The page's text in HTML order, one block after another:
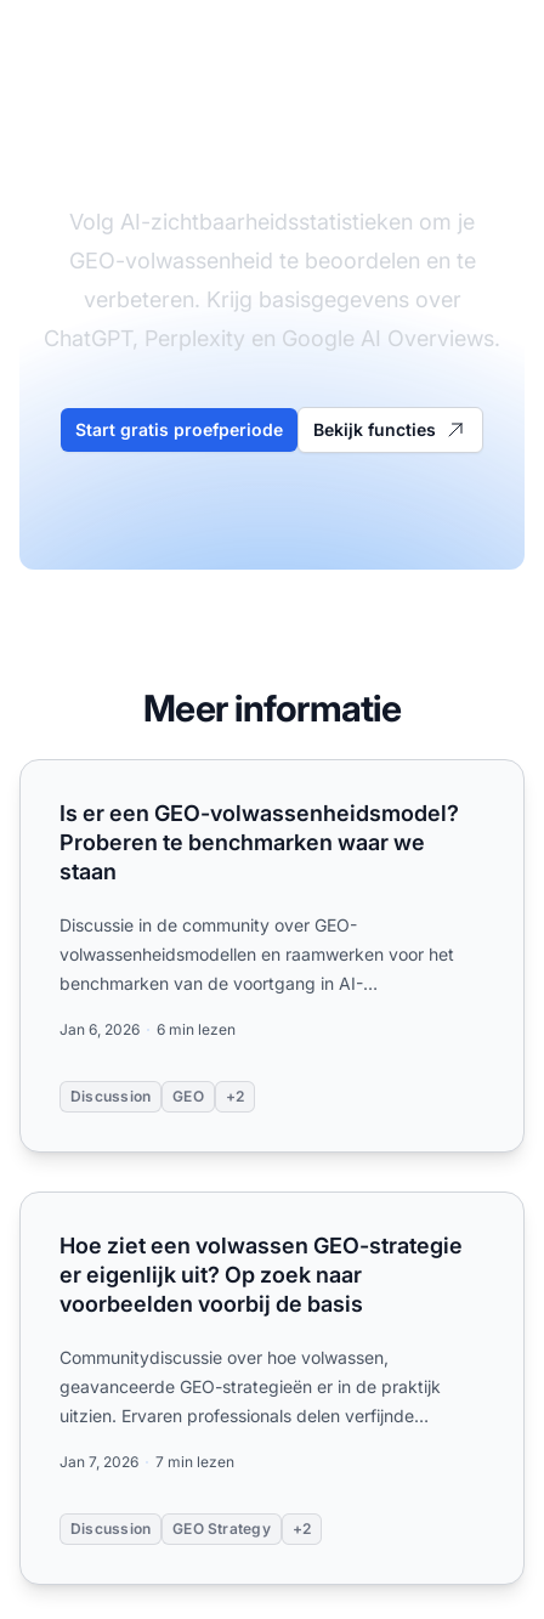
Volg AI-zichtbaarheidsstatistieken om je
GEO-volwassenheid te beoordelen en te
verbeteren. Krijg basisgegevens over
ChatGPT, Perplexity en Google AI Overviews.
Start gratis proefperiode Bekijk functies
Meer informatie
Is er een GEO-volwassenheidsmodel? Proberen te
Is er een GEO-volwassenheidsmodel?
Proberen te benchmarken waar we
staan
Discussie in de community over GEO-
volwassenheidsmodellen en raamwerken voor het
benchmarken van de voortgang in AI-
Jan 6, 2026 6 min lezen
Discussion GEO +2
Hoe ziet een volwassen GEO-strategie er eigenlijk uit?
Hoe ziet een volwassen GEO-strategie
er eigenlijk uit? Op zoek naar
voorbeelden voorbij de basis
Communitydiscussie over hoe volwassen,
geavanceerde GEO-strategieën er in de praktijk
uitzien. Ervaren professionals delen verfijnde
Jan 7, 2026 7 min lezen
Discussion GEO Strategy +2